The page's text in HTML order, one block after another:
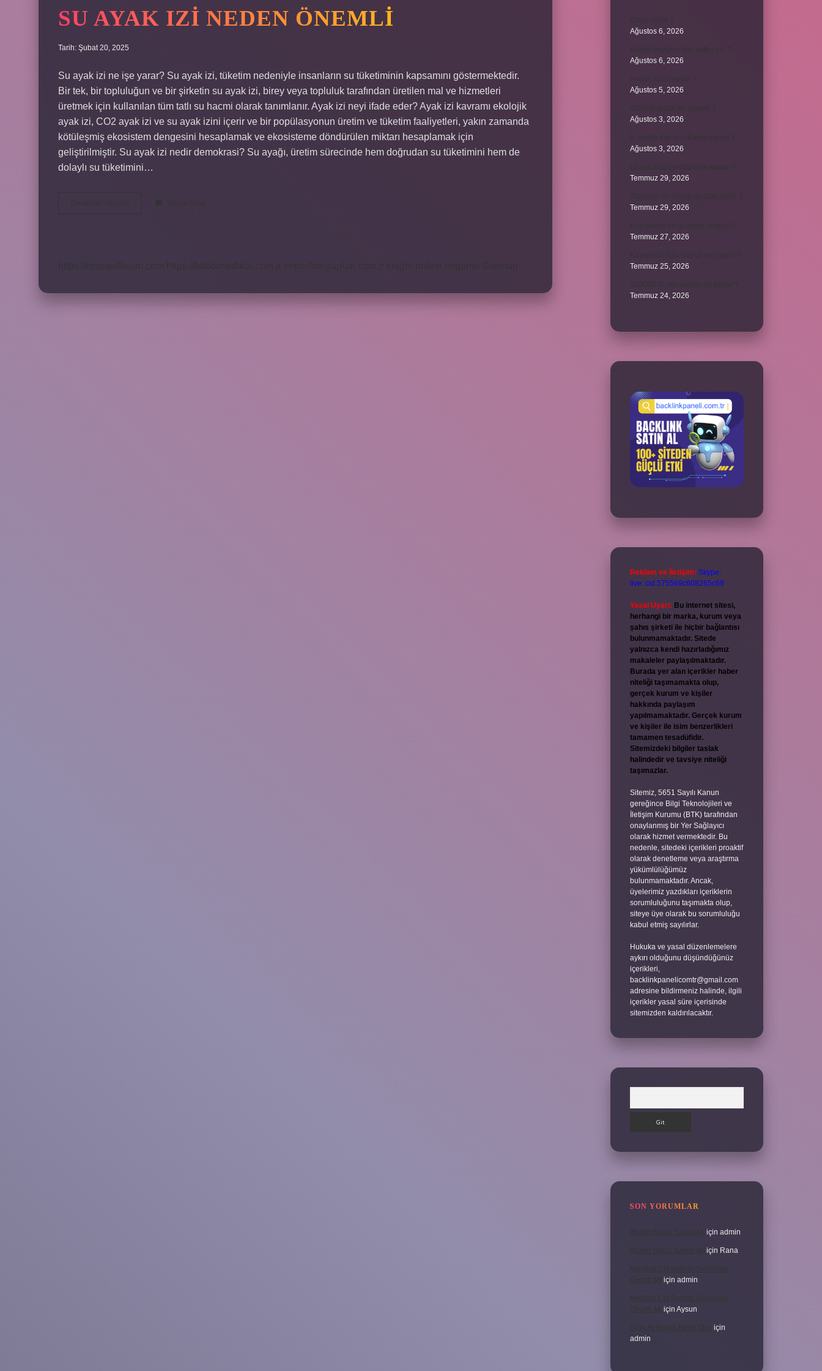
SU AYAK IZI NEDEN ÖNEMLI
Tarih: Şubat 20, 2025
Su ayak izi ne işe yarar? Su ayak izi, tüketim nedeniyle insanların su tüketiminin kapsamını göstermektedir.
Bir tek, bir topluluğun ve bir şirketin su ayak izi, birey veya topluluk tarafından üretilen mal ve hizmetleri
üretmek için kullanılan tüm tatlı su hacmi olarak tanımlanır. Ayak izi neyi ifade eder? Ayak izi kavramı ekolojik
ayak izi, CO2 ayak izi ve su ayak izini içerir ve bir popülasyonun üretim ve tüketim faaliyetleri, yakın zamanda
kötüleşmiş ekosistem dengesini hesaplamak ve ekosisteme döndürülen miktarı hesaplamak için
geliştirilmiştir. Su ayak izi nedir demokrasi? Su ayağı, üretim sürecinde hem doğrudan su tüketimini hem de
dolaylı su tüketimini…
Ağustos 6, 2026
Ağustos 6, 2026
Ağustos 5, 2026
Ağustos 3, 2026
Ağustos 3, 2026
Temmuz 29, 2026
Temmuz 29, 2026
Temmuz 27, 2026
Temmuz 25, 2026
Temmuz 24, 2026
Reklam ve İletişim: Skype:
live:.cid.575569c608265c69
Yasal Uyarı: Bu internet sitesi,
herhangi bir marka, kurum veya
şahıs şirketi ile hiçbir bağlantısı
bulunmamaktadır. Sitede
yalnızca kendi hazırladığımız
makaleler paylaşılmaktadır.
Burada yer alan içerikler haber
niteliği taşımamakta olup,
gerçek kurum ve kişiler
hakkında paylaşım
yapılmamaktadır. Gerçek kurum
ve kişiler ile isim benzerlikleri
tamamen tesadüfidir.
Sitemizdeki bilgiler taslak
halindedir ve tavsiye niteliği
taşımazlar.
Sitemiz, 5651 Sayılı Kanun
gereğince Bilgi Teknolojileri ve
İletişim Kurumu (BTK) tarafından
onaylanmış bir Yer Sağlayıcı
olarak hizmet vermektedir. Bu
nedenle, sitedeki içerikleri proaktif
olarak denetleme veya araştırma
yükümlülüğümüz
bulunmamaktadır. Ancak,
üyelerimiz yazdıkları içeriklerin
sorumluluğunu taşımakta olup,
siteye üye olarak bu sorumluluğu
kabul etmiş sayılırlar.
Hukuka ve yasal düzenlemelere
aykırı olduğunu düşündüğünüz
içerikleri,
backlinkpanelicomtr@gmail.com
adresine bildirmeniz halinde, ilgili
içerikler yasal süre içerisinde
sitemizden kaldırılacaktır.
SON YORUMLAR
İKizler Burcu Şanslı Mı için admin
İKizler Burcu Şanslı Mı için Rana
Medikal Cilt Bakımı Sivilceleri
Geçirir Mi için admin
Medikal Cilt Bakımı Sivilceleri
Geçirir Mi için Aysun
Doru At Hangi Renk Olur için
admin